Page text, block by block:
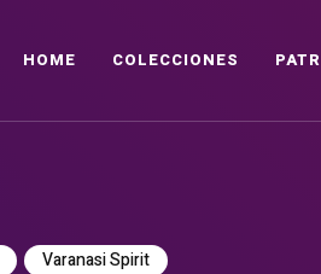
HOME COLECCIONES
Varanasi Spirit